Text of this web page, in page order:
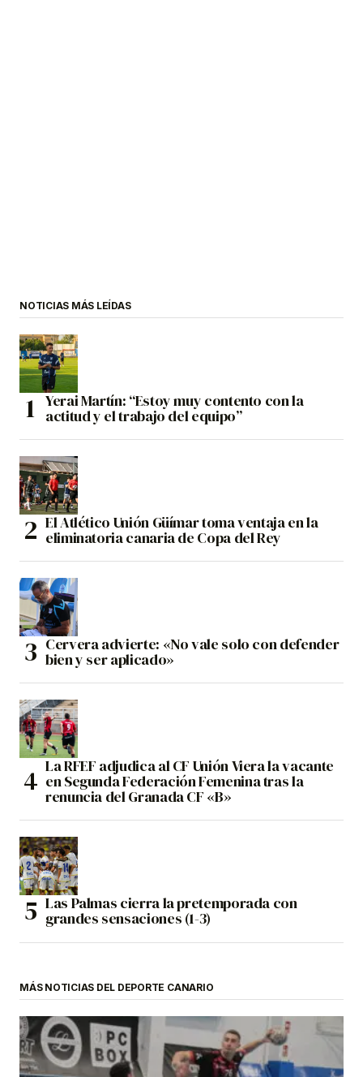
NOTICIAS MÁS LEÍDAS
Yerai Martín: “Estoy muy contento con la
actitud y el trabajo del equipo”
El Atlético Unión Güímar toma ventaja en la
eliminatoria canaria de Copa del Rey
Cervera advierte: «No vale solo con defender
bien y ser aplicado»
La RFEF adjudica al CF Unión Viera la vacante
en Segunda Federación Femenina tras la
renuncia del Granada CF «B»
Las Palmas cierra la pretemporada con
grandes sensaciones (1-3)
MÁS NOTICIAS DEL DEPORTE CANARIO